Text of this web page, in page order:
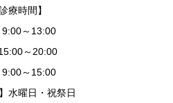
診療時間】
9:00～13:00
～20:00
9:00～15:00
水曜日・祝祭日